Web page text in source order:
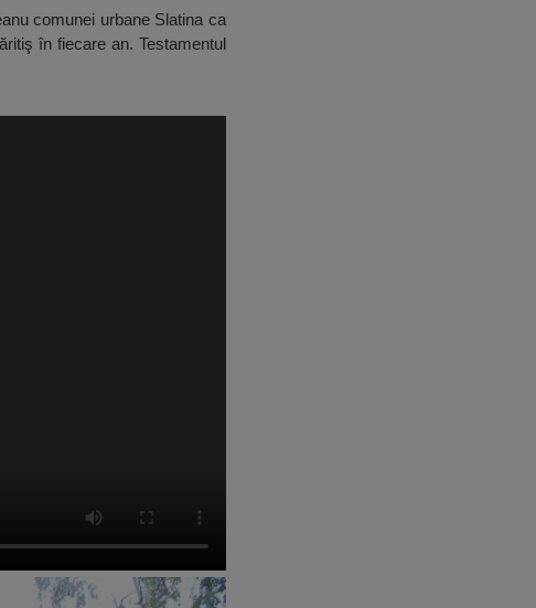
comunei urbane Slatina ca
în fiecare an. Testamentul